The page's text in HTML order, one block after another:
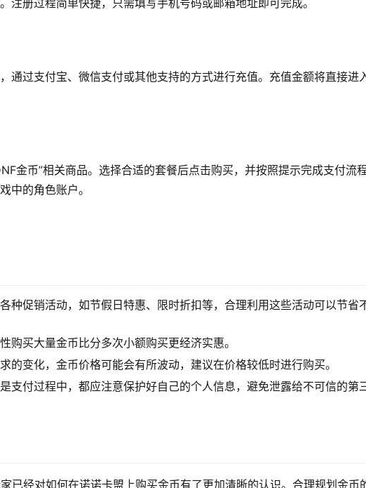
注册过程简单快捷，只需填写手机号码或邮箱地址即可完成。
通过支付宝、微信支付或其他支持的方式进行充值。充值金额将直接进
金币”相关商品。选择合适的套餐后点击购买，并按照提示完成支付流程
中的角色账户。
种促销活动，如节假日特惠、限时折扣等，合理利用这些活动可以节省
购买大量金币比分多次小额购买更经济实惠。
的变化，金币价格可能会有所波动，建议在价格较低时进行购买。
支付过程中，都应注意保护好自己的个人信息，避免泄露给不可信的第
已经对如何在诺诺卡盟上购买金币有了更加清晰的认识。合理规划金币